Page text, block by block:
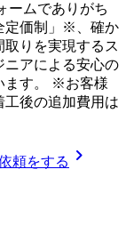
ームでありがち
定価制」※、確か
りを実現するス
ニアによる安心の
ます。 ※お客様
後の追加費用は
頼をする chevron_right